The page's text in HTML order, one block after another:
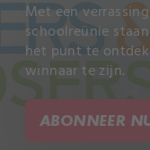
Met een
schoolreünie
het punt te
winnaar te zijn.
ABONNEER